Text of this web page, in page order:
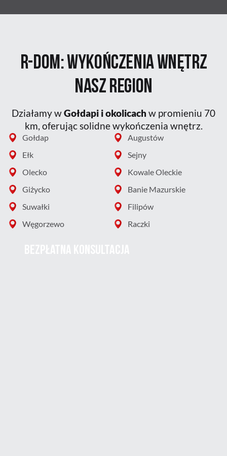
R-DOM: Wykończenia wnętrz
naszRegion
Działamy wGołdapi i okolicach w promieniu 70
km, oferując solidne wykończenia wnętrz.
Gołdap
Ełk
Olecko
Giżycko
Suwałki
Węgorzewo
Augustów
Sejny
Kowale Oleckie
Banie Mazurskie
Filipów
Raczki